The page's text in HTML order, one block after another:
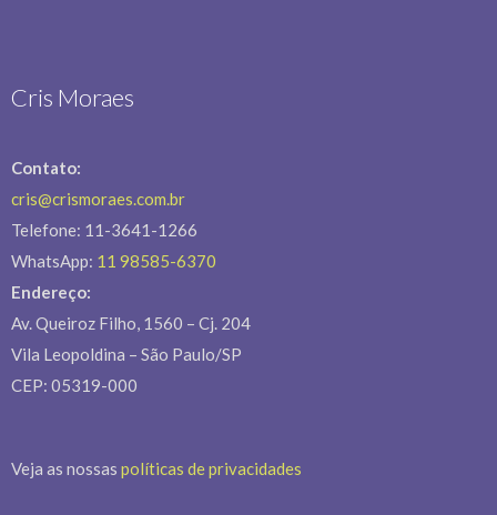
Cris Moraes
Contato:
cris@crismoraes.com.br
Telefone: 11-3641-1266
WhatsApp: 11 98585-6370
Endereço:
Av. Queiroz Filho, 1560 – Cj. 204
Vila Leopoldina – São Paulo/SP
CEP: 05319-000
Veja as nossas políticas de privacidades